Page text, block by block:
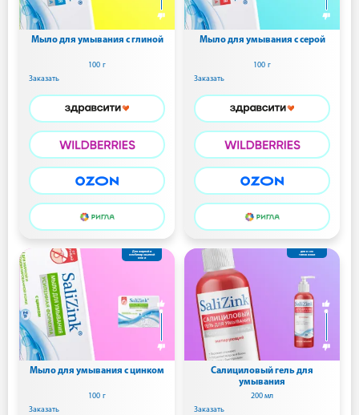
Мыло для умывания с глиной
100 г
Заказать
Мыло для умывания с серой
100 г
Заказать
Для жирной и
комбинированной
кожи
Мыло для умывания с цинком
100 г
Заказать
для всех
типов кожи
Салициловый гель для
умывания
200 мл
Заказать